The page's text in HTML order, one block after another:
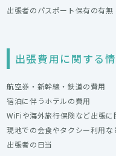
出張者のパスポート保有の有無
出張費用に関する
航空券・新幹線・鉄道の費用
宿泊に伴うホテルの費用
WiFiや海外旅行保険など出張に
現地での会食やタクシー利用な
出張者の日当